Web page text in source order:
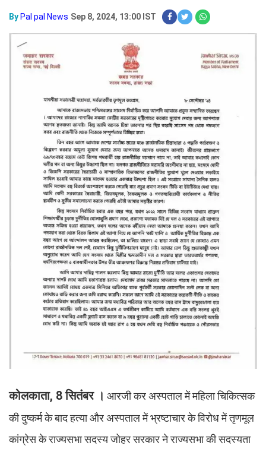
By Pal pal News Sep 8, 2024, 13:00 IST
कोलकाता, 8 सितंबर । आरजी कर अस्पताल में महिला चिकित्सक
की दुष्कर्म के बाद हत्या और अस्पताल में भ्रष्टाचार के विरोध में तृणमूल
कांग्रेस के राज्यसभा सदस्य जोहर सरकार ने राज्यसभा की सदस्यता